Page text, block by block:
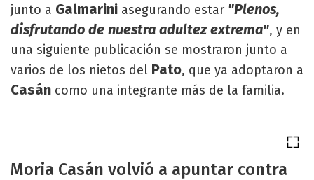
junto a Galmarini asegurando estar "Plenos,
disfrutando de nuestra adultez extrema", y en
una siguiente publicación se mostraron junto a
varios de los nietos del Pato, que ya adoptaron a
Casán como una integrante más de la familia.
Moria Casán volvió a apuntar contra